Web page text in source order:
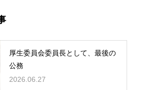
厚生委員会委員長として、最後の
公務
2026.06.27